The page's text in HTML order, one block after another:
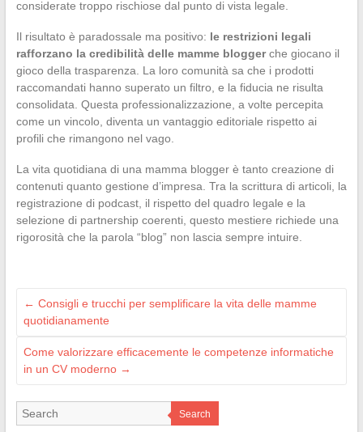
considerate troppo rischiose dal punto di vista legale.
Il risultato è paradossale ma positivo: le restrizioni legali
rafforzano la credibilità delle mamme bloggerche giocano il
gioco della trasparenza. La loro comunità sa che i prodotti
raccomandati hanno superato un filtro, e la fiducia ne risulta
consolidata. Questa professionalizzazione, a volte percepita
come un vincolo, diventa un vantaggio editoriale rispetto ai
profili che rimangono nel vago.
La vita quotidiana di una mamma blogger è tanto creazione di
contenuti quanto gestione d’impresa. Tra la scrittura di articoli, la
registrazione di podcast, il rispetto del quadro legale e la
selezione di partnership coerenti, questo mestiere richiede una
rigorosità che la parola “blog” non lascia sempre intuire.
← Consigli e trucchi per semplificare la vita delle mamme
quotidianamente
Come valorizzare efficacemente le competenze informatiche
in un CV moderno →
Search